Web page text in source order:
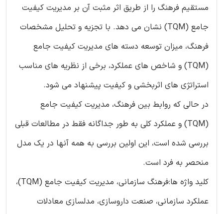
مستقیم فرهنگ را از طریق اثر مثبت آن بر مدیریت کیفیت
جامع (TQM) نشان می دهد. با تجزیه و تحلیل مشخصات
فرهنگ، میزان توسعه دسته های مدیریت کیفیت جامع
(TQM) و شاخص های عملکرد، برخی از نظریه های مناسب
استراتژی های اثربخشی و کیفیت پیشنهاد می شود.
در حالی که روابط بین فرهنگ، مدیریت کیفیت جامع
(TQM) و عملکرد کلی به طور جداگانه فقط در مطالعات قبلی
بررسی شده است، این اولین بررسی به همه آنها در یک مدل
منحصر به فرد است.
کلید واژه ها:فرهنگ سازمانی، مدیریت کیفیت جامع (TQM)،
عملکرد سازمانی، صنعت داروسازی، مدلسازی معادلات